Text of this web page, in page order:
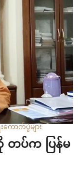
ကောက်ပွဲများ
တပ်က ပြန်မ